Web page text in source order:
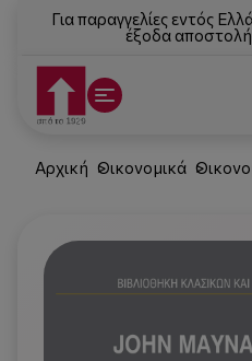
Για παραγγελίες εντός
έξοδα
Αρχική Οικονομικά